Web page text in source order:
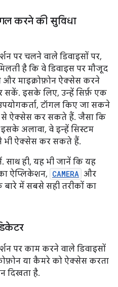
करने की सुविधा
पर चलने वाले डिवाइसों पर,
है कि वे डिवाइस पर मौजूद
माइक्रोफ़ोन ऐक्सेस करने
सकें. इसके लिए, उन्हें सिर्फ़ एक
टॉगल किए जा सकने
से ऐक्सेस कर सकते हैं. जैसा कि
अलावा, वे इन्हें सिस्टम
भी ऐक्सेस कर सकते हैं.
साथ ही, यह भी जानें कि यह
ऐप्लिकेशन, CAMERA और
बारे में सबसे सही तरीकों का
पर काम करने वाले डिवाइसों
या कैमरे को ऐक्सेस करता
दिखता है.